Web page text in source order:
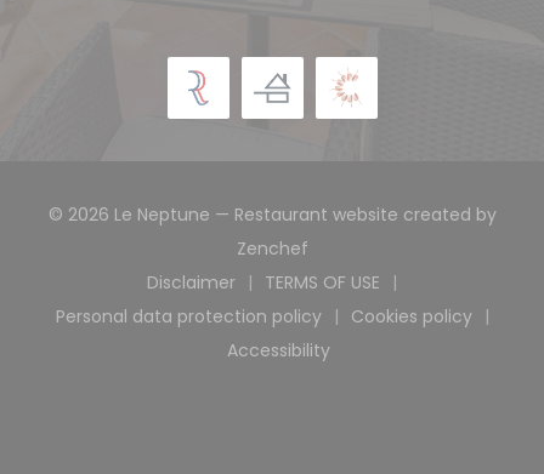
© 2026 Le Neptune — Restaurant website created by
Zenchef((opens in a new window))
Disclaimer
((opens in a new window))
TERMS OF USE
((opens in a new
Personal data protection policy
((opens in a new window))
Cookies policy
((opens in a
Accessibility
((opens in a new window))